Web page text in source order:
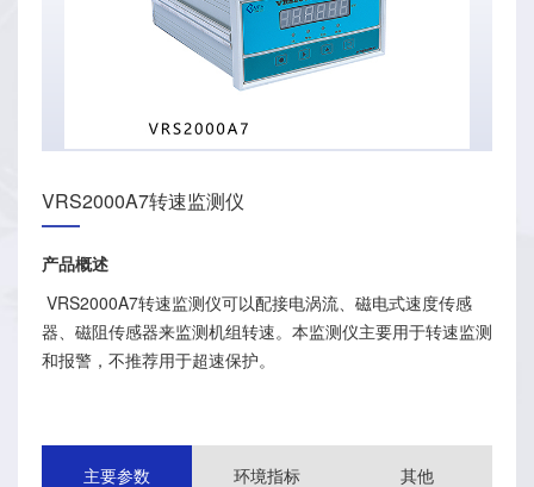
VRS2000A7转速监测仪
产品概述
器、磁阻传感器来监测机组转速。本监测仪主要用于转速监测
和报警，不推荐用于超速保护。
主要参数 环境指标 其他